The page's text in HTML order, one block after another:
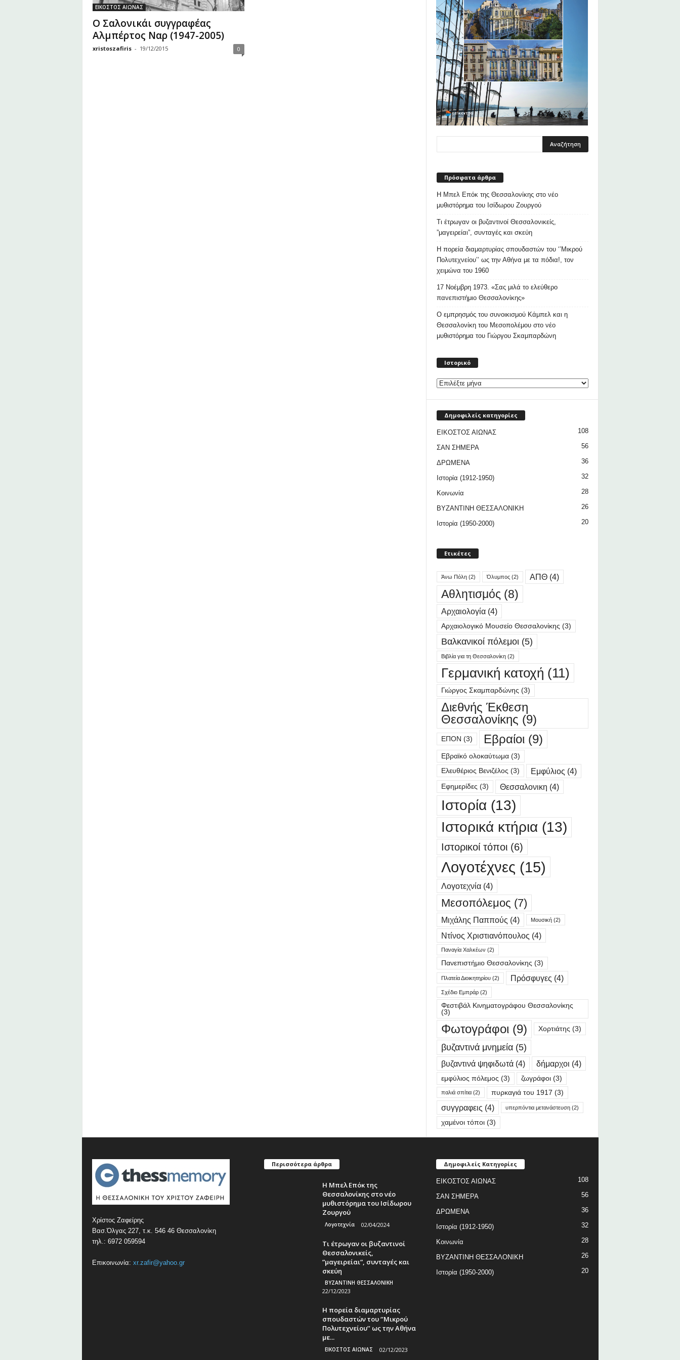
ΕΙΚΟΣΤΟΣ ΑΙΩΝΑΣ
Ο Σαλονικάι συγγραφέας
Αλμπέρτος Ναρ (1947-2005)
xristoszafiris - 19/12/2015 0
Πρόσφατα άρθρα
Η Μπελ Επόκ της Θεσσαλονίκης στο νέο
μυθιστόρημα του Ισίδωρου Ζουργού
Τι έτρωγαν οι βυζαντινοί Θεσσαλονικείς,
”μαγειρείαι”, συνταγές και σκεύη
Η πορεία διαμαρτυρίας σπουδαστών του ‘’Μικρού
Πολυτεχνείου’’ ως την Αθήνα με τα πόδια!, τον
χειμώνα του 1960
17 Νοέμβρη 1973. «Σας μιλά το ελεύθερο
πανεπιστήμιο Θεσσαλονίκης»
Ο εμπρησμός του συνοικισμού Κάμπελ και η
Θεσσαλονίκη του Μεσοπολέμου στο νέο
μυθιστόρημα του Γιώργου Σκαμπαρδώνη
Ιστορικό
Δημοφιλείς κατηγορίες
ΕΙΚΟΣΤΟΣ ΑΙΩΝΑΣ 108
ΣΑΝ ΣΗΜΕΡΑ 56
ΔΡΩΜΕΝΑ 36
Ιστορία (1912-1950) 32
Κοινωνία 28
ΒΥΖΑΝΤΙΝΗ ΘΕΣΣΑΛΟΝΙΚΗ 26
Ιστορία (1950-2000) 20
Ετικέτες
Άνω Πόλη(2) Όλυμπος(2) ΑΠΘ(4)
Αθλητισμός (8)
Αρχαιολογία(4)
Αρχαιολογικό Μουσείο Θεσσαλονίκης (3)
Βαλκανικοί πόλεμοι (5)
Βιβλία για τη Θεσσαλονίκη(2)
Γερμανική κατοχή (11)
Γιώργος Σκαμπαρδώνης (3)
Διεθνής Έκθεση
Θεσσαλονίκης (9)
ΕΠΟΝ (3) Εβραίοι (9)
Εβραϊκό ολοκαύτωμα(3)
Ελευθέριος Βενιζέλος (3) Εμφύλιος (4)
Εφημερίδες (3) Θεσσαλονικη (4)
Ιστορία(13)
Ιστορικά κτήρια(13)
Ιστορικοί τόποι(6)
Λογοτέχνες (15)
Λογοτεχνία(4)
Μεσοπόλεμος (7)
Μιχάλης Παππούς (4) Μουσική(2)
Ντίνος Χριστιανόπουλος (4)
Παναγία Χαλκέων (2)
Πανεπιστήμιο Θεσσαλονίκης (3)
Πλατεία Διοικητηρίου(2) Πρόσφυγες (4)
Σχέδιο Εμπράρ(2)
Φεστιβάλ Κινηματογράφου Θεσσαλονίκης
(3)
Φωτογράφοι (9) Χορτιάτης (3)
βυζαντινά μνημεία(5)
βυζαντινά ψηφιδωτά(4) δήμαρχοι (4)
εμφύλιος πόλεμος (3) ζωγράφοι(3)
παλιά σπίτια(2) πυρκαγιά του 1917 (3)
συγγραφεις (4) υπερπόντια μετανάστευση(2)
χαμένοι τόποι(3)
Χρίστος Ζαφείρης
Βασ.Όλγας 227, τ.κ. 546 46 Θεσσαλονίκη
τηλ.: 6972 059594
Επικοινωνία: xr.zafir@yahoo.gr
Περισσότερα άρθρα
Η Μπελ Επόκ της
Θεσσαλονίκης στο νέο
μυθιστόρημα του Ισίδωρου
Ζουργού
Λογοτεχνία 02/04/2024
Τι έτρωγαν οι βυζαντινοί
Θεσσαλονικείς,
”μαγειρείαι”, συνταγές και
σκεύη
ΒΥΖΑΝΤΙΝΗ ΘΕΣΣΑΛΟΝΙΚΗ
22/12/2023
Η πορεία διαμαρτυρίας
σπουδαστών του ‘’Μικρού
Πολυτεχνείου’’ ως την Αθήνα
με...
ΕΙΚΟΣΤΟΣ ΑΙΩΝΑΣ 02/12/2023
Δημοφιλείς Κατηγορίες
ΕΙΚΟΣΤΟΣ ΑΙΩΝΑΣ 108
ΣΑΝ ΣΗΜΕΡΑ 56
ΔΡΩΜΕΝΑ 36
Ιστορία (1912-1950) 32
Κοινωνία 28
ΒΥΖΑΝΤΙΝΗ ΘΕΣΣΑΛΟΝΙΚΗ 26
Ιστορία (1950-2000) 20